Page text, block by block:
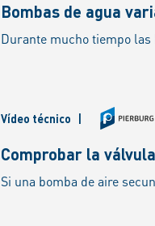
Bombas de agua
Vídeo técnico |
Comprobar la